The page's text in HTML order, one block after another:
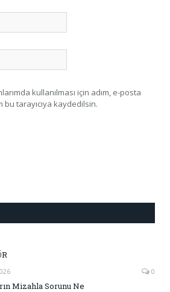
kullanılması için adım, e-posta
tarayıcıya kaydedilsin.
0
Mizahla Sorunu Ne